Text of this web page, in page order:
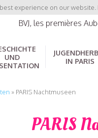
experience on our
BVJ, les premières
UND
IN PARIS
» PARIS Nachtmuseen
PARIS